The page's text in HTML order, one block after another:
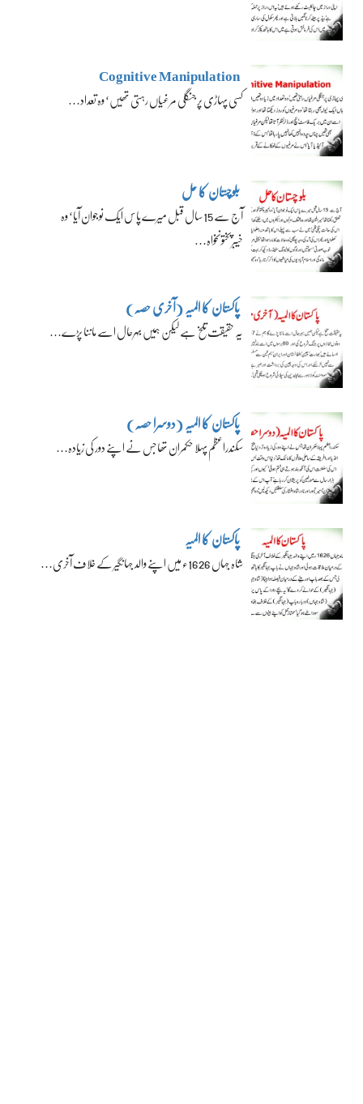
Cognitive Manipulation
کسی پہاڑی پر جنگلی مرغیاں رہتی تھیں‘ وہ تعداد…
بلوچستان کا حل
آج سے 15 سال قبل میرے پاس ایک نوجوان آیا‘ وہ
خیبرپختونخواہ…
پاکستان کا المیہ (آخری حصہ)
یہ حقیقت تلخ ہے لیکن ہمیں بہرحال اسے ماننا پڑے…
پاکستان کا المیہ (دوسرا حصہ)
سکندراعظم پہلا حکمران تھا جس نے اپنے دور کی زیادہ…
پاکستان کا المیہ
شاہ جہاں 1626ء میں اپنے والد جہانگیر کے خلاف آخری…